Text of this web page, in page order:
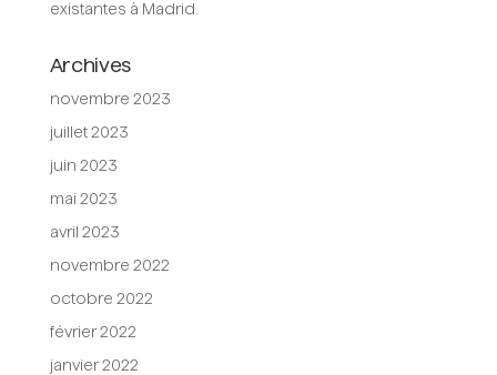
existantes à Madrid.
Archives
novembre 2023
juillet 2023
juin 2023
mai 2023
avril 2023
novembre 2022
octobre 2022
février 2022
janvier 2022